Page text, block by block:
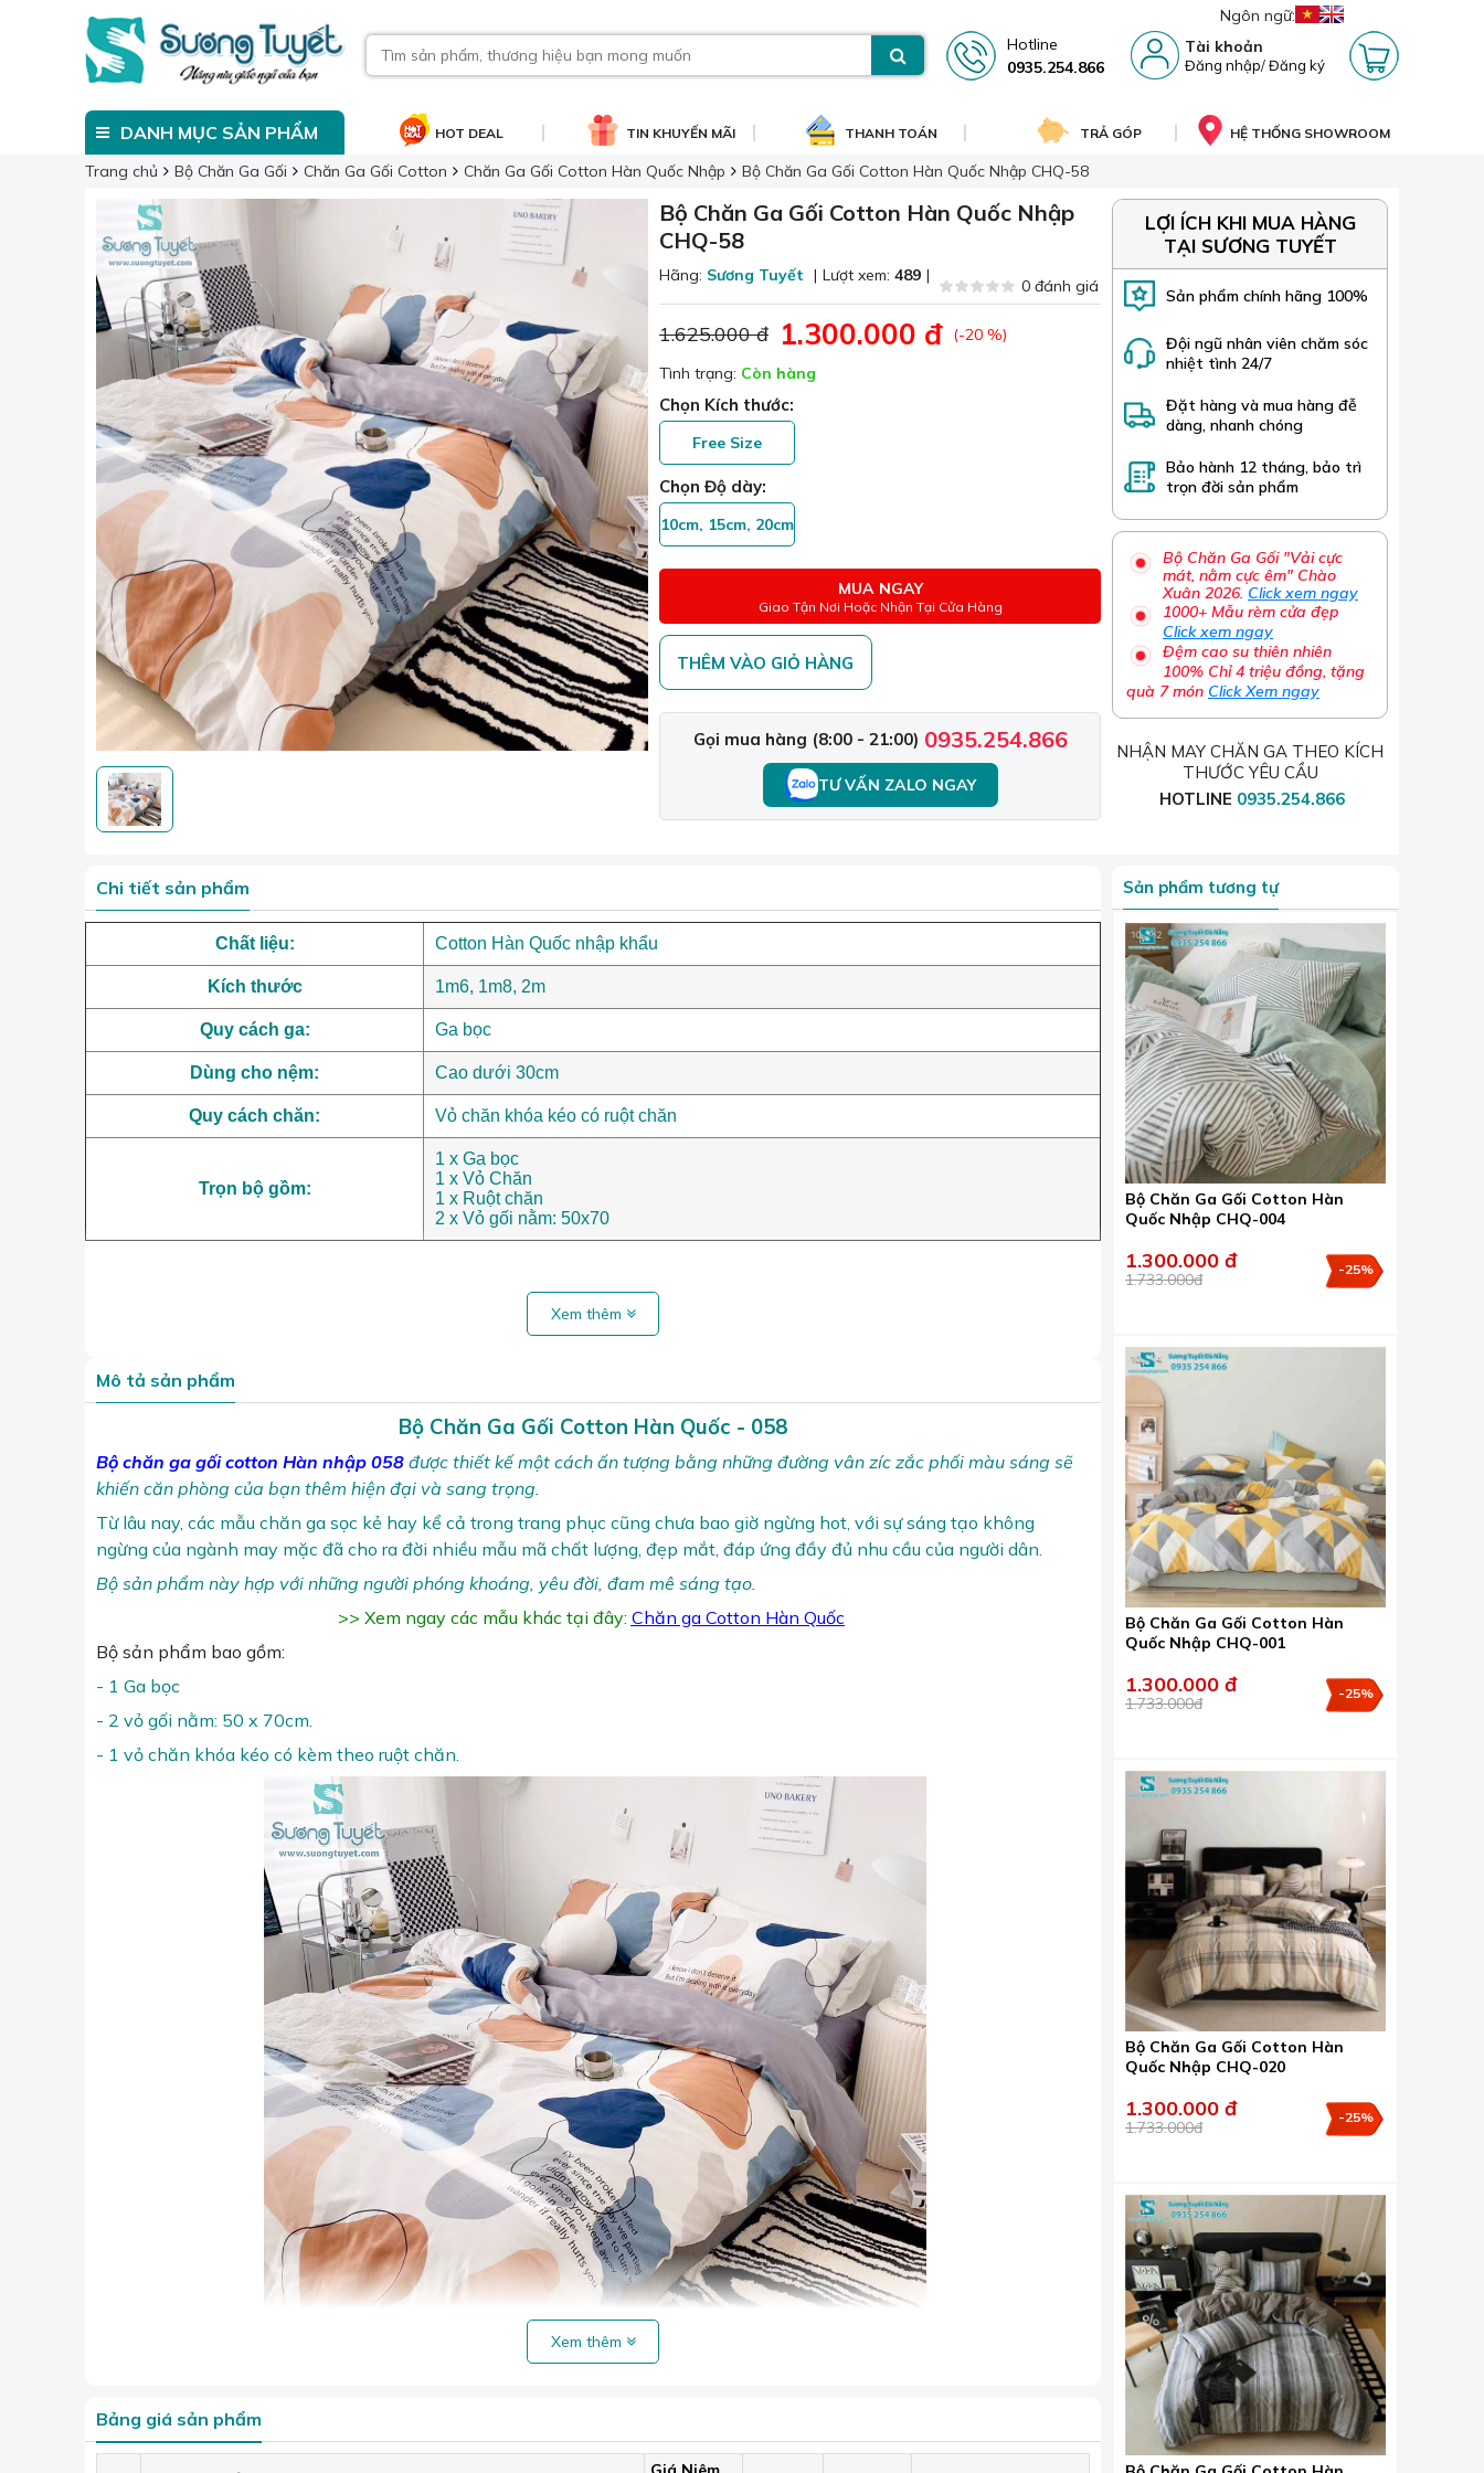
Ngôn ngữ:
Hotline
0935.254.866
Tài khoản
Đăng nhập/Đăng ký
DANH MỤC SẢN PHẨM HOT DEAL TIN KHUYẾN MÃI THANH TOÁN TRẢ GÓP HỆ THỐNG SHOWROOM
Trang chủ Bộ Chăn Ga Gối Chăn Ga Gối Cotton Chăn Ga Gối Cotton Hàn Quốc Nhập Bộ Chăn Ga Gối Cotton Hàn Quốc Nhập CHQ-58
Bộ Chăn Ga Gối Cotton Hàn Quốc Nhập
CHQ-58
Hãng: Sương Tuyết | Lượt xem: 489 |
0 đánh giá
1.625.000 đ 1.300.000 đ
(-20 %)
Tình trạng: Còn hàng
Chọn Kích thước:
Free Size
Chọn Độ dày:
10cm, 15cm, 20cm
MUA NGAY
Giao Tận Nơi Hoặc Nhận Tại Cửa Hàng
THÊM VÀO GIỎ HÀNG
Gọi mua hàng (8:00 - 21:00) 0935.254.866
TƯ VẤN ZALO NGAY
LỢI ÍCH KHI MUA HÀNG
TẠI SƯƠNG TUYẾT
Sản phẩm chính hãng 100%
Đội ngũ nhân viên chăm sóc
nhiệt tình 24/7
Đặt hàng và mua hàng đễ
dàng, nhanh chóng
Bảo hành 12 tháng, bảo trì
trọn đời sản phẩm
Bộ Chăn Ga Gối "Vải cực
mát, nằm cực êm" Chào
Xuân 2026. Click xem ngay
1000+ Mẫu rèm cửa đẹp
Click xem ngay
Đệm cao su thiên nhiên
100% Chỉ 4 triệu đồng, tặng
quà 7 món Click Xem ngay
NHẬN MAY CHĂN GA THEO KÍCH
THƯỚC YÊU CẦU
HOTLINE 0935.254.866
Chi tiết sản phẩm
Chất liệu: Cotton Hàn Quốc nhập khẩu
Kích thước 1m6, 1m8, 2m
Quy cách ga: Ga bọc
Dùng cho nệm: Cao dưới 30cm
Quy cách chăn: Vỏ chăn khóa kéo có ruột chăn
Trọn bộ gồm:
1 x Ga bọc
1 x Vỏ Chăn
1 x Ruột chăn
2 x Vỏ gối nằm: 50x70
Xem thêm
Mô tả sản phẩm
Bộ Chăn Ga Gối Cotton Hàn Quốc - 058
Bộ chăn ga gối cotton Hàn nhập 058 được thiết kế một cách ấn tượng bằng những đường vân zíc zắc phối màu sáng sẽ
khiến căn phòng của bạn thêm hiện đại và sang trọng.
Từ lâu nay, các mẫu chăn ga sọc kẻ hay kể cả trong trang phục cũng chưa bao giờ ngừng hot, với sự sáng tạo không
ngừng của ngành may mặc đã cho ra đời nhiều mẫu mã chất lượng, đẹp mắt, đáp ứng đầy đủ nhu cầu của người dân.
Bộ sản phẩm này hợp với những người phóng khoáng, yêu đời, đam mê sáng tạo.
>> Xem ngay các mẫu khác tại đây: Chăn ga Cotton Hàn Quốc
Bộ sản phẩm bao gồm:
- 1 Ga bọc
- 2 vỏ gối nằm: 50 x 70cm.
- 1 vỏ chăn khóa kéo có kèm theo ruột chăn.
Mẫu chăn cotton luôn mang lại sự trẻ trung, sáng tạo.
Xem thêm
Bảng giá sản phẩm
Sản phẩm tương tự
Bộ Chăn Ga Gối Cotton Hàn
Quốc Nhập CHQ-004
1.300.000 đ
1.733.000đ
-25%
Bộ Chăn Ga Gối Cotton Hàn
Quốc Nhập CHQ-001
1.300.000 đ
1.733.000đ
-25%
Bộ Chăn Ga Gối Cotton Hàn
Quốc Nhập CHQ-020
1.300.000 đ
1.733.000đ
-25%